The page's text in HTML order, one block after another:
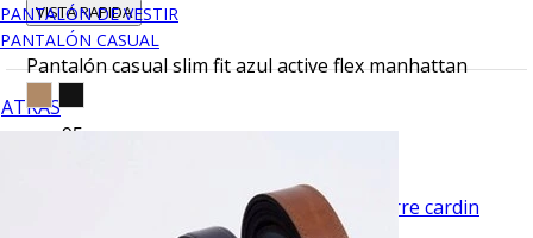
PANTALÓN DE VESTIR
PANTALÓN CASUAL
ATRÁS
VISTA RAPIDA
Pantalón casual slim fit azul active flex manhattan
$43.95